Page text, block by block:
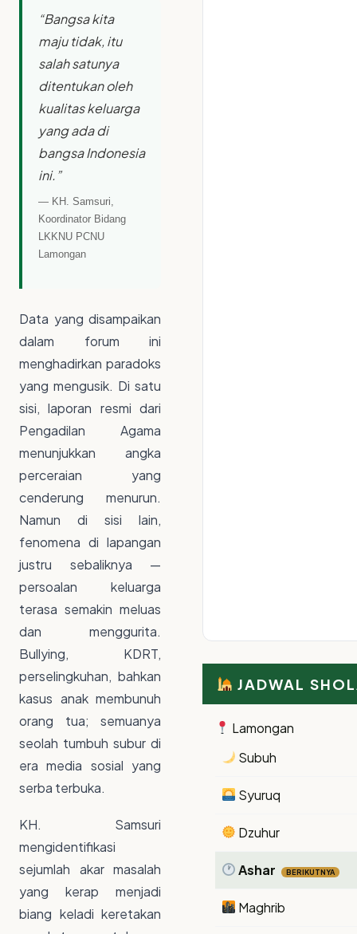
“Bangsa kita
maju tidak, itu
salah satunya
ditentukan oleh
kualitas keluarga
yang ada di
bangsa Indonesia
ini.”
— KH. Samsuri,
Koordinator Bidang
LKKNU PCNU
Lamongan
Data yang disampaikan
dalam forum ini
menghadirkan paradoks
yang mengusik. Di satu
sisi, laporan resmi dari
Pengadilan Agama
menunjukkan angka
perceraian yang
cenderung menurun.
Namun di sisi lain,
fenomena di lapangan
justru sebaliknya —
persoalan keluarga
terasa semakin meluas
dan menggurita.
Bullying, KDRT,
perselingkuhan, bahkan
kasus anak membunuh
orang tua; semuanya
seolah tumbuh subur di
era media sosial yang
serba terbuka.
KH. Samsuri
mengidentifikasi
sejumlah akar masalah
yang kerap menjadi
biang keladi keretakan
JADWAL
Lamongan
Subuh
Syuruq
Dzuhur
Ashar BERIKUTNYA
Maghrib